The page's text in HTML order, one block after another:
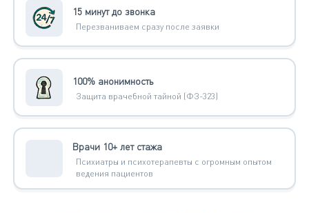
15 минут до звонка
Перезваниваем сразу после заявки
100% анонимность
Защита врачебной тайной (ФЗ-323)
Врачи 10+ лет стажа
Психиатры и психотерапевты с огромным опытом
ведения пациентов